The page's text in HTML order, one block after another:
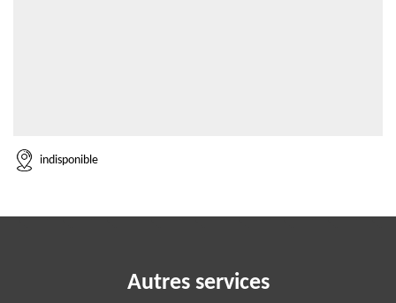
indisponible
Autres services